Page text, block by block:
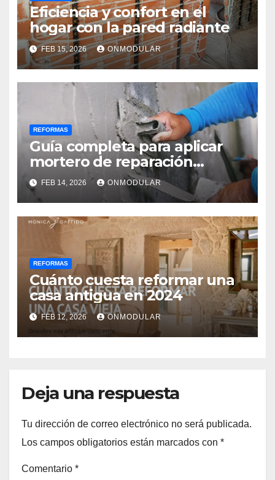
Eficiencia y confort en el
hogar con la pared radiante
FEB 15, 2026 ONMODULAR
REFORMAS
Guía completa para aplicar
mortero de reparación
estructural
FEB 14, 2026 ONMODULAR
REFORMAS
Cuánto cuesta reformar una
casa antigua en 2024
FEB 12, 2026 ONMODULAR
Deja una respuesta
Tu dirección de correo electrónico no será publicada.
Los campos obligatorios están marcados con *
Comentario *